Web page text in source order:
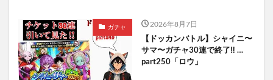
ガチャ 2026年8月7日
【ドッカンバトル】シャイニ〜
サマ〜ガチャ30連で終了‼︎ …
part250「ロウ」